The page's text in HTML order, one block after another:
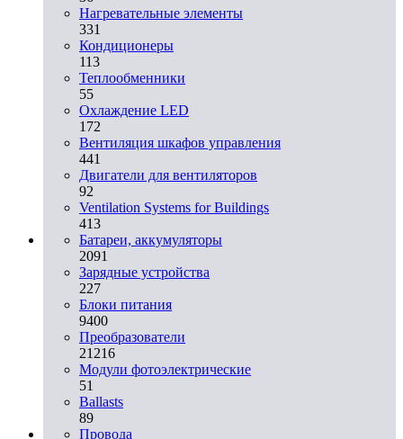
Нагревательные элементы
331
Кондиционеры
113
Теплообменники
55
Охлаждение LED
172
Вентиляция шкафов управления
441
Двигатели для вентиляторов
92
Ventilation Systems for Buildings
413
Батареи, аккумуляторы
2091
Зарядные устройства
227
Блоки питания
9400
Преобразователи
21216
Модули фотоэлектрические
51
Ballasts
89
Провода